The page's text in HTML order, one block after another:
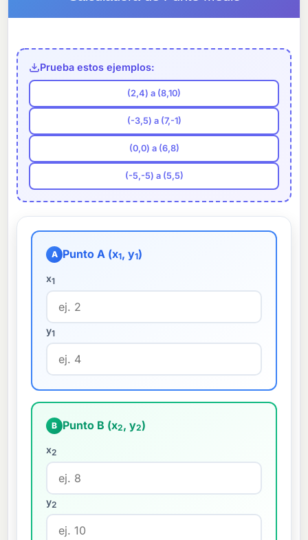
Prueba estos ejemplos:
(2,4) a (8,10)
(-3,5) a (7,-1)
(0,0) a (6,8)
(-5,-5) a (5,5)
A Punto A (x1, y1)
x1
y1
B Punto B (x2, y2)
x2
y2